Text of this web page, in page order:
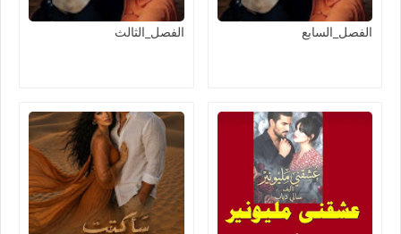
الفصل_السابع الفصل_الثالث